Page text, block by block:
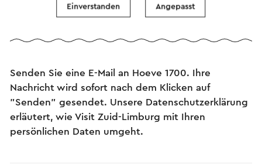
Senden Sie eine E-Mail
Senden Sie eine E-Mail an Hoeve 1700. Ihre
Nachricht wird sofort nach dem Klicken auf
"Senden" gesendet. Unsere Datenschutzerklärung
erläutert, wie Visit Zuid-Limburg mit Ihren
persönlichen Daten umgeht.
Einverstanden Angepasst